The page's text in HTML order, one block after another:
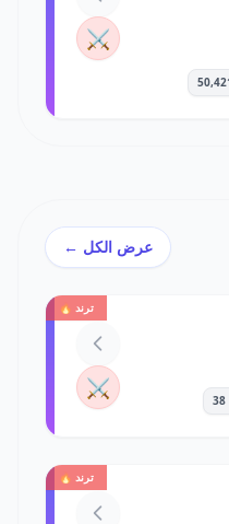
⚔️
عرض الكل ←
ترند 🔥
⚔️
ترند 🔥